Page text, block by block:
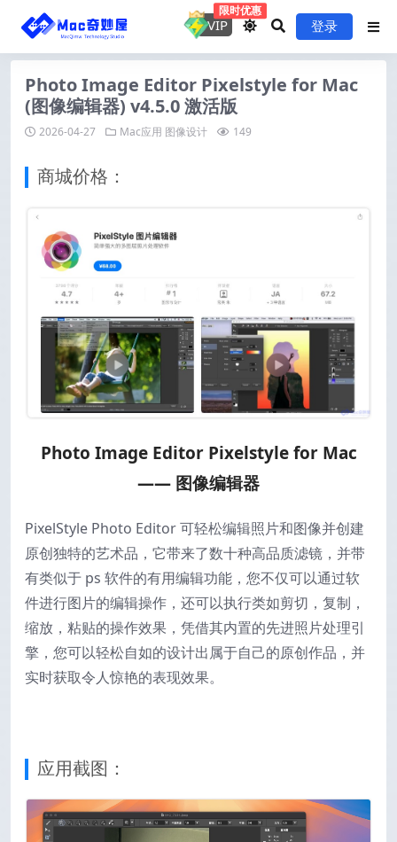
VIP
限时优惠
登录
Photo Image Editor Pixelstyle for Mac
(图像编辑器) v4.5.0 激活版
2026-04-27 Mac应用 图像设计 149
商城价格：
Photo Image Editor Pixelstyle for Mac
—— 图像编辑器
PixelStyle Photo Editor 可轻松编辑照片和图像并创建
原创独特的艺术品，它带来了数十种高品质滤镜，并带
有类似于 ps 软件的有用编辑功能，您不仅可以通过软
件进行图片的编辑操作，还可以执行类如剪切，复制，
缩放，粘贴的操作效果，凭借其内置的先进照片处理引
擎，您可以轻松自如的设计出属于自己的原创作品，并
实时获取令人惊艳的表现效果。
应用截图：